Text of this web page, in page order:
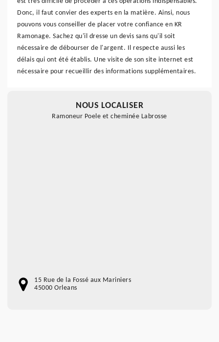
Donc, il faut convier des experts en la matière. Ainsi, nous
pouvons vous conseiller de placer votre confiance en KR
Ramonage. Sachez qu'il dresse un devis sans qu'il soit
nécessaire de débourser de l'argent. Il respecte aussi les
délais qui ont été établis. Une visite de son site internet est
nécessaire pour recueillir des informations supplémentaires.
NOUS LOCALISER
Ramoneur Poele et cheminée Labrosse
15 Rue de la Fossé aux Mariniers
45000 Orleans